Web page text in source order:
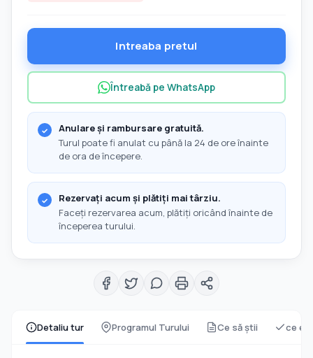
Detaliu tur Programul Turului Ce să știi ce
Intreaba pretul
Întreabă pe WhatsApp
Anulare și rambursare gratuită.
Turul poate fi anulat cu până la 24 de ore înainte
de ora de începere.
Rezervați acum și plătiți mai târziu.
Faceți rezervarea acum, plătiți oricând înainte de
începerea turului.